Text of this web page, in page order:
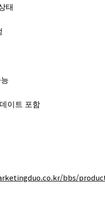
태
이트 포함
bbs/